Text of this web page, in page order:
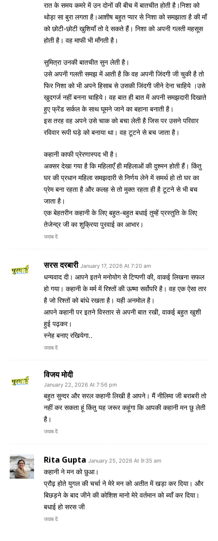
रात के समय कमरे में उन दोनों की बीच में बातचीत होती है।निशा को
थोड़ा सा बुरा लगता है।आशीष बहुत प्यार से निशा को समझाता है की माँ
को छोटी-छोटी खुशियाँ तो दे सकते हैं। निशा को अपनी गलती महसूस
होती है। वह माफी भी माँगती है।
सुमित्रा उनकी बातचीत सुन लेती है।
उसे अपनी गलती समझ में आती है कि वह अपनी जिंदगी जी चुकी है तो
फिर निशा को भी अपने हिसाब से उसकी जिंदगी जीने देना चाहिये ।उसे
खुदगर्ज नहीं बनना चाहिये। वह बात ही बात में अपनी समझदारी दिखाते
हुए फ्रेंड सर्कल के साथ घूमने जाने का बहाना बनाती है।
इस तरह वह अपने उसे चाक को बचा लेती है जिस पर उसने परिवार
रविवार रूपी घड़े को बनाया था। वह टूटने से बच जाता है।
कहानी काफी प्रेरणास्पद भी है।
अक्सर देखा गया है कि महिलाएँ ही महिलाओं की दुश्मन होती हैं। किंतु
घर की प्रधान महिला समझदारी से निर्णय लेने में समर्थ हो तो घर का
प्रेम बना रहता है और कलह से तो मुक्त रहता ही है टूटने से भी बच
जाता है।
एक बेहतरीन कहानी के लिए बहुत-बहुत बधाई तुम्हें प्रस्तुति के लिए
तेजेन्द्र जी का शुक्रिया पुरवाई का आभार।
जवाब दें
सरस दरबारी January 17, 2026 At 7:20 am
धन्यवाद दी। आपने इतने मनोयोग से टिप्पणी की, वाकई लिखना सफल
हो गया। कहानी के मर्म में रिश्तों की ऊष्मा सर्वोपरि है। वह एक ऐसा तार
है जो रिश्तों को बांधे रखता है। यही अनमोल है।
आपने कहानी पर इतने विस्तार से अपनी बात रखी, वाकई बहुत खुशी
हुई पढ़कर।
स्नेह बनाए रखियेगा..
जवाब दें
विजय मोदी
January 22, 2026 At 7:56 pm
बहुत सुन्दर और सरल कहानी लिखी है आपने। मैं नीलिमा जी बराबरी तो
नहीं कर सकता हूं किंतु यह जरूर कहूंगा कि आपकी कहानी मन छु लेती
है।
जवाब दें
Rita Gupta January 25, 2026 At 9:35 am
कहानी ने मन को छुआ।
प्रौढ़ होते युगल की चर्चा ने मेरे मन को अतीत में खड़ा कर दिया। और
बिछड़ने के बाद जीने की कोशिश मानो मेरे वर्तमान को ब्याँ कर दिया।
बधाई हो सरस जी
जवाब दें